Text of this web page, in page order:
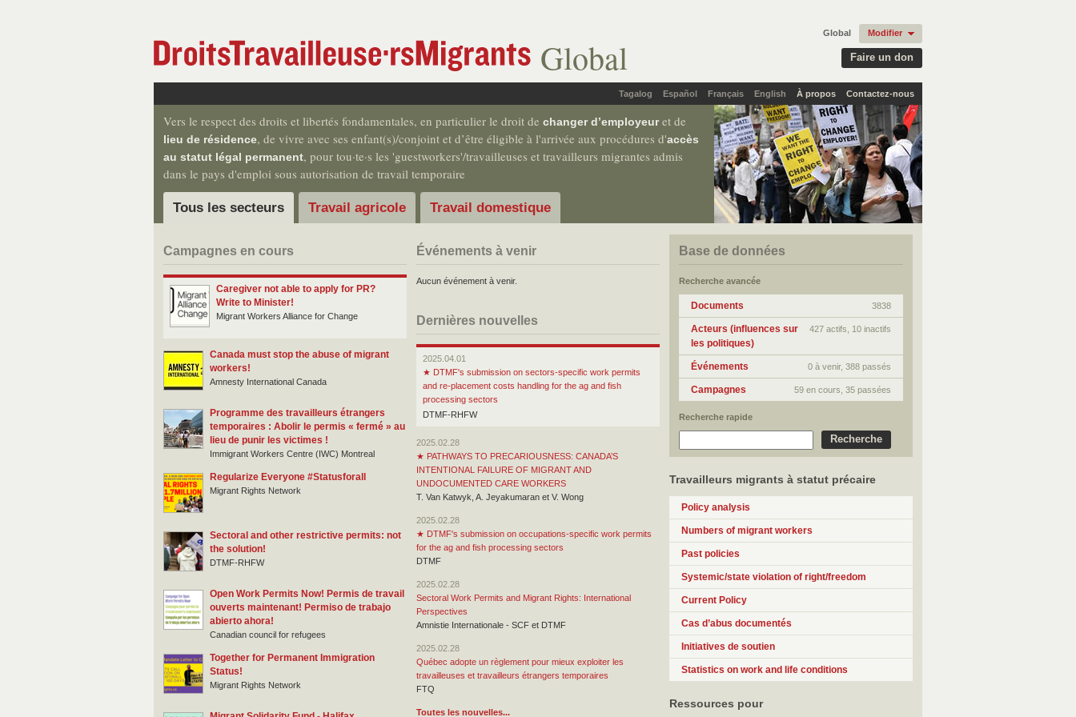
Global Faire un don
Global Modifier
Tagalog Español Français English À propos Contactez-nous
Vers le respect des droits et libertés fondamentales, en particulier le droit de changer d’employeuret de
lieu de résidence, de vivre avec ses enfant(s)/conjoint et d’être éligible à l'arrivée aux procédures d'accès
au statut légal permanent, pour tou·te·s les 'guestworkers'/travailleuses et travailleurs migrantes admis
dans le pays d'emploi sous autorisation de travail temporaire
Tous les secteurs Travail agricole Travail domestique
Campagnes en cours
Caregiver not able to apply for PR?
Write to Minister!
Migrant Workers Alliance for Change
Canada must stop the abuse of migrant
workers!
Amnesty International Canada
Programme des travailleurs étrangers
temporaires : Abolir le permis « fermé » au
lieu de punir les victimes !
Immigrant Workers Centre (IWC) Montreal
Regularize Everyone #Statusforall
Migrant Rights Network
Sectoral and other restrictive permits: not
the solution!
DTMF-RHFW
Open Work Permits Now! Permis de travail
ouverts maintenant! Permiso de trabajo
abierto ahora!
Canadian council for refugees
Together for Permanent Immigration
Status!
Migrant Rights Network
Événements à venir
Aucun événement à venir.
Dernières nouvelles
2025.04.01
★ DTMF's submission on sectors-specific work permits
and re-placement costs handling for the ag and fish
processing sectors
DTMF-RHFW
2025.02.28
★ PATHWAYS TO PRECARIOUSNESS: CANADA’S
INTENTIONAL FAILURE OF MIGRANT AND
UNDOCUMENTED CARE WORKERS
T. Van Katwyk, A. Jeyakumaran et V. Wong
2025.02.28
★ DTMF's submission on occupations-specific work permits
for the ag and fish processing sectors
DTMF
2025.02.28
Sectoral Work Permits and Migrant Rights: International
Perspectives
Amnistie Internationale - SCF et DTMF
2025.02.28
Québec adopte un règlement pour mieux exploiter les
travailleuses et travailleurs étrangers temporaires
FTQ
Toutes les nouvelles...
Base de données
Recherche avancée
Documents 3838
427 actifs, 10 inactifs
Acteurs (influences sur
les politiques)
Événements 0 à venir, 388 passés
Campagnes 59 en cours, 35 passées
Recherche rapide
Travailleurs migrants à statut précaire
Policy analysis
Numbers of migrant workers
Past policies
Systemic/state violation of right/freedom
Current Policy
Cas d’abus documentés
Initiatives de soutien
Statistics on work and life conditions
Ressources pour